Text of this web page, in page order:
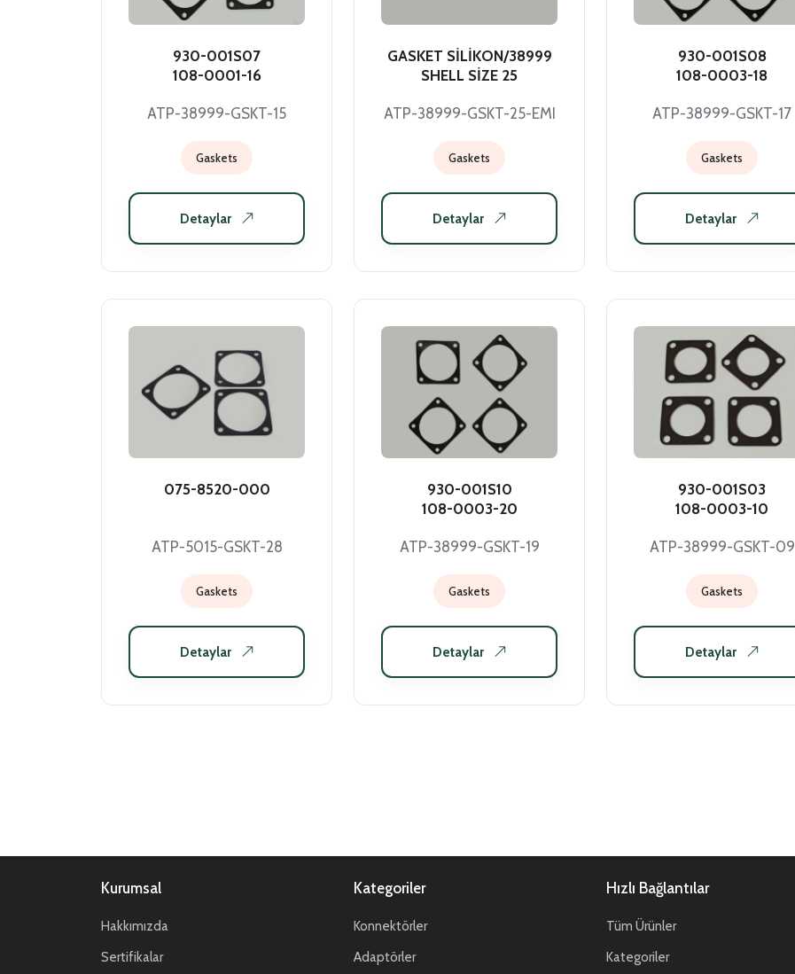
930-001S07
108-0001-16
ATP-38999-GSKT-15
Gaskets
Detaylar
GASKET SİLİKON/38999
SHELL SİZE 25
ATP-38999-GSKT-25-EMI
Gaskets
Detaylar
930-001S08
108-0003-18
ATP-38999-GSKT-17
Gaskets
Detaylar
075-8520-000
ATP-5015-GSKT-28
Gaskets
Detaylar
930-001S10
108-0003-20
ATP-38999-GSKT-19
Gaskets
Detaylar
930-001S03
108-0003-10
ATP-38999-GSKT-09
Gaskets
Detaylar
Kurumsal
Hakkımızda
Sertifikalar
Kategoriler
Konnektörler
Adaptörler
Hızlı Bağlantılar
Tüm Ürünler
Kategoriler